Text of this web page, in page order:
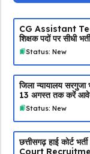
CG Assistant
शिक्षक पदों पर सीधी
Status: New
जिला न्यायालय
13 अगस्त तक करें
Status: New
छत्तीसगढ़ हाई कोर्ट
Court